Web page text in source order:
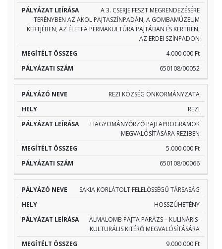
A 3. CSERJE FESZT MEGRENDEZÉSÉRE
TERÉNYBEN AZ AKOL PAJTASZÍNPADÁN, A GOMBAMÚZEUM
KERTJÉBEN, AZ ÉLETFA PERMAKULTÚRA PAJTÁBAN ÉS KERTBEN,
AZ ERDEI SZÍNPADON
4.000.000 Ft
650108/00052
REZI KÖZSÉG ÖNKORMÁNYZATA
REZI
HAGYOMÁNYŐRZŐ PAJTAPROGRAMOK
MEGVALÓSÍTÁSÁRA REZIBEN
5.000.000 Ft
650108/00066
SAKIA KORLÁTOLT FELELŐSSÉGŰ TÁRSASÁG
HOSSZÚHETÉNY
ALMALOMB PAJTA PARÁZS – KULINÁRIS-
KULTURÁLIS KITÉRŐ MEGVALÓSÍTÁSÁRA
9.000.000 Ft